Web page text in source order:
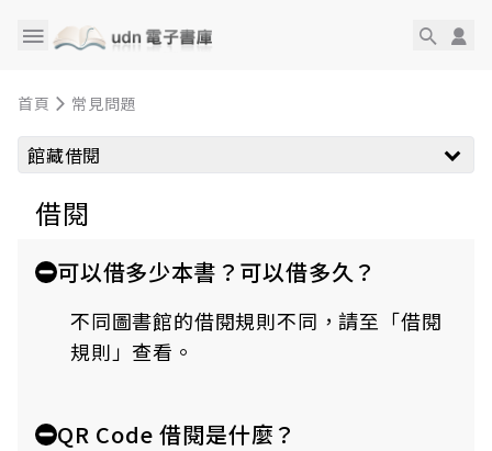
首頁 常見問題
館藏借閱
借閱
可以借多少本書？可以借多久？
不同圖書館的借閱規則不同，請至「借閱
規則」查看。
QR Code 借閱是什麼？